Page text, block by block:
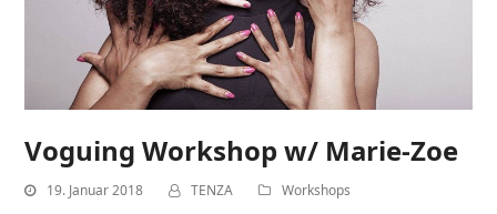
Voguing Workshop w/ Marie-Zoe
19. Januar 2018 TENZA Workshops